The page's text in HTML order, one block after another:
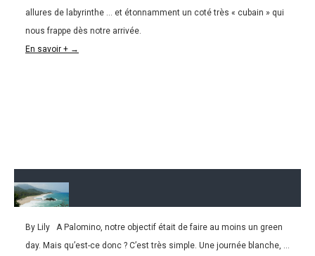
allures de labyrinthe … et étonnamment un coté très « cubain » qui
nous frappe dès notre arrivée.
En savoir + →
23.02.2016
By Lily A Palomino, notre objectif était de faire au moins un green
day. Mais qu’est-ce donc ? C’est très simple. Une journée blanche, ...